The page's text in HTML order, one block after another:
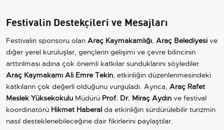
Festivalin Destekçileri ve Mesajları
Festivalin sponsoru olan Araç Kaymakamlığı, Araç Belediyesi ve
diğer yerel kuruluşlar, gençlerin gelişimi ve çevre bilincinin
arttırılması adına çok önemli katkılar sunduklarını söylediler.
Araç Kaymakamı Ali Emre Tekin, etkinliğin düzenlenmesindeki
katkıların çok değerli olduğunu vurguladı. Ayrıca, Araç Rafet
Meslek Yüksekokulu Müdürü Prof. Dr. Miraç Aydın ve festival
koordinatörü Hikmet Haberal da etkinliğin sürdürülebilir turizmin
nasıl desteklenebileceğine dair fikirlerini paylaştılar.